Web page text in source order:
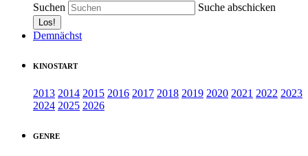
Suchen Suche abschicken
Demnächst
KINOSTART
2013 2014 2015 2016 2017 2018 2019 2020 2021 2022 2023
2024 2025 2026
GENRE